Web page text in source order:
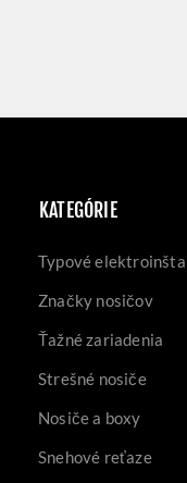
KATEGÓRIE
Typové
Značky nosičov
Ťažné zariadenia
Strešné nosiče
Nosiče a boxy
Snehové reťaze